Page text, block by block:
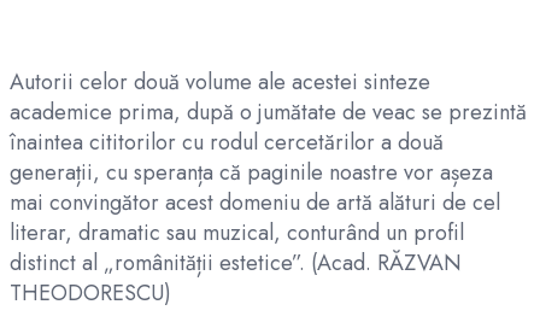
Autorii celor două volume ale acestei sinteze
academice prima, după o jumătate de veac se prezintă
înaintea cititorilor cu rodul cercetărilor a două
generații, cu speranța că paginile noastre vor așeza
mai convingător acest domeniu de artă alături de cel
literar, dramatic sau muzical, conturând un profil
distinct al „românității estetice”. (Acad. RĂZVAN
THEODORESCU)